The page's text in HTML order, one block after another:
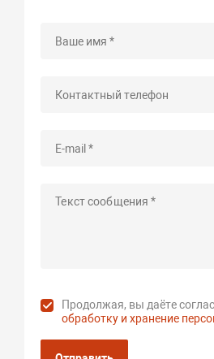
Продолжая, вы даёте
обработку и хранение